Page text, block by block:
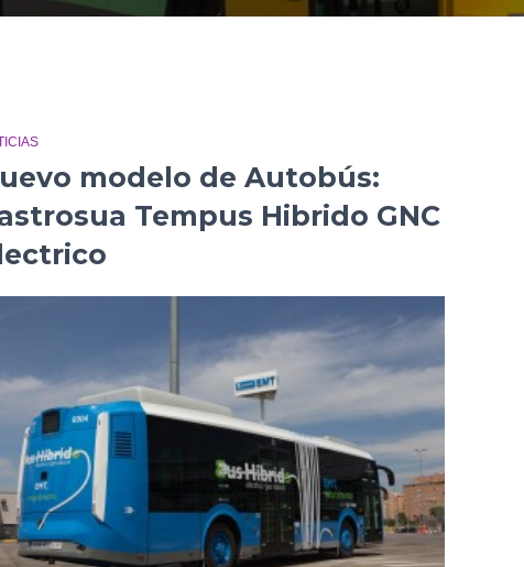
modelo de Autobús:
Tempus Hibrido GNC